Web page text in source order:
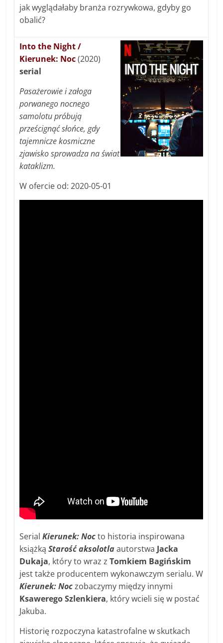
jak wyglądałaby branża rozrywkowa, gdyby go
obalić?
Into the Night /
Kierunek: Noc(2020)
serial
Pasażerowie i załoga
porwanego nocnego
samolotu próbują
prześcignąć słońce, gdy
tajemnicze kosmiczne
zjawisko sprowadza na świat
kataklizm.
W ofercie od: 2020-05-01
SerialKierunek: Nocto historia inspirowana
książkąStarość aksolotlaautorstwa Jacka
Dukaja, który to wraz zTomkiem Bagińskim
jest także producentem wykonawczym serialu. W
Kierunek: Noczobaczymy między innymi
Ksawerego Szlenkiera, który wcieli się w postać
Jakuba.
Historię rozpoczyna katastrofalne w skutkach